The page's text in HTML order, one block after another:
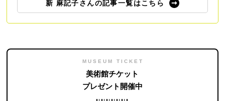
新 麻記子さんの記事一覧はこちら
MUSEUM TICKET
美術館チケット
プレゼント開催中